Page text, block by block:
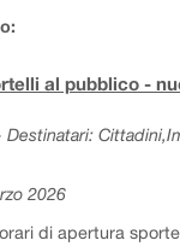
al pubblico -
Destinatari:
2026
di apertura